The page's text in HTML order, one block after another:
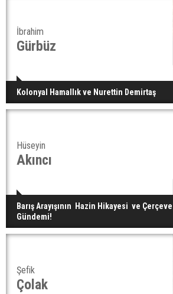
İbrahim
Gürbüz
Kolonyal Hamallık ve Nurettin Demirtaş
Hüseyin
Akıncı
Barış Arayışının Hazin Hikayesi ve
Gündemi!
Şefik
Çolak